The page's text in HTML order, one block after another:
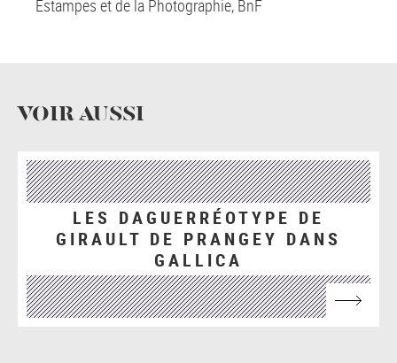
Estampes et de la Photographie, BnF
VOIR AUSSI
LES DAGUERRÉOTYPE DE
GIRAULT DE PRANGEY DANS
GALLICA